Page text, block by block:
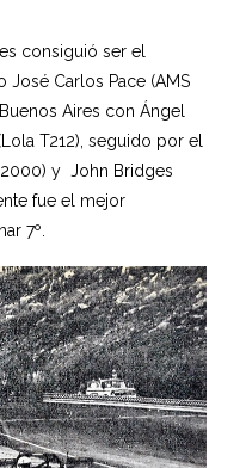
consiguió ser el
José Carlos Pace (AMS
Aires con Ángel
T212), seguido por el
y John Bridges
fue el mejor
7º.